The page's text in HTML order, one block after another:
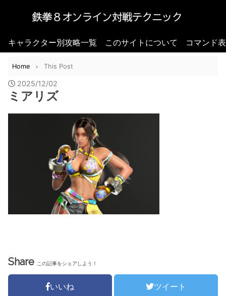
キャラクター別攻略一覧 このサイトについて コマンド
Home This Post
2025/12/02
ミアリズ
Share この記事をシェアしよう！
いいね ツイート